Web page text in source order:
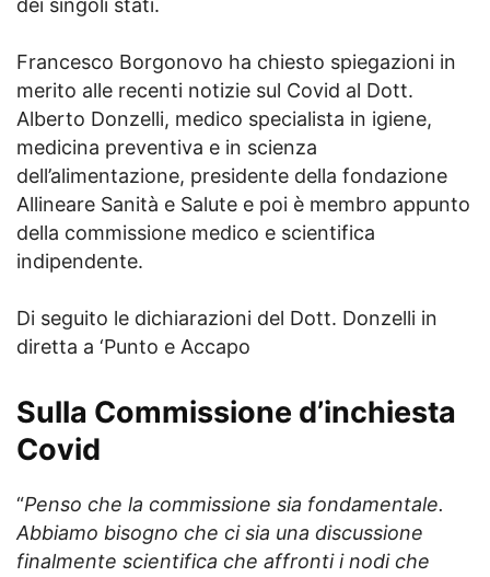
dei singoli stati.
Francesco Borgonovo ha chiesto spiegazioni in
merito alle recenti notizie sul Covid al Dott.
Alberto Donzelli, medico specialista in igiene,
medicina preventiva e in scienza
dell’alimentazione, presidente della fondazione
Allineare Sanità e Salute e poi è membro appunto
della commissione medico e scientifica
indipendente.
Di seguito le dichiarazioni del Dott. Donzelli in
diretta a ‘Punto e Accapo
Sulla Commissione d’inchiesta
Covid
“Penso che la commissione sia fondamentale.
Abbiamo bisogno che ci sia una discussione
finalmente scientifica che affronti i nodi che